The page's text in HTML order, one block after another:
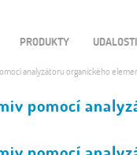
analyzátoru organického
PRODUKTY UDALOSTI
pomocí